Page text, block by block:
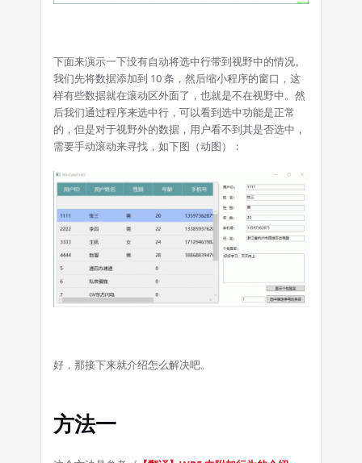
下面来演示一下没有自动将选中行带到视野中的情况。
我们先将数据添加到 10 条，然后缩小程序的窗口，这
样有些数据就在滚动区外面了，也就是不在视野中。然
后我们通过程序来选中行，可以看到选中功能是正常
的，但是对于视野外的数据，用户看不到其是否选中，
需要手动滚动来寻找，如下图（动图）：
好，那接下来就介绍怎么解决吧。
方法一